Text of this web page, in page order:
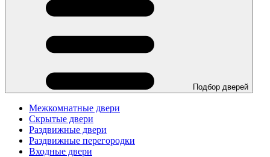
Подбор дверей
Межкомнатные двери
Скрытые двери
Раздвижные двери
Раздвижные перегородки
Входные двери